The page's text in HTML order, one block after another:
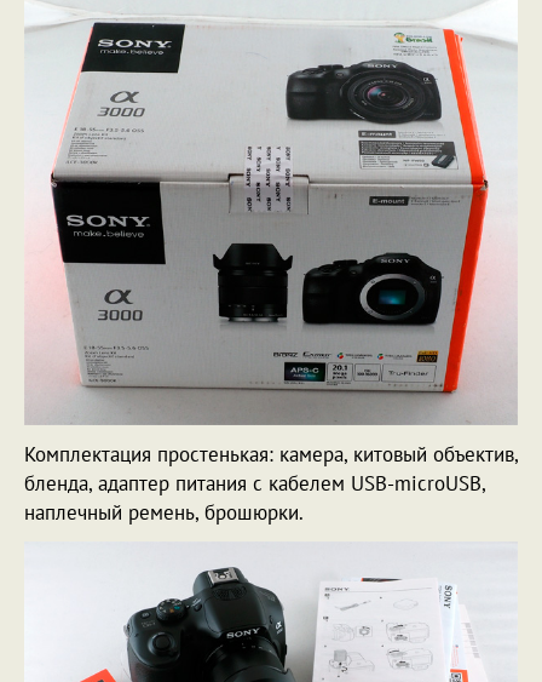
Комплектация простенькая: камера, китовый объектив,
бленда, адаптер питания с кабелем USB-microUSB,
наплечный ремень, брошюрки.